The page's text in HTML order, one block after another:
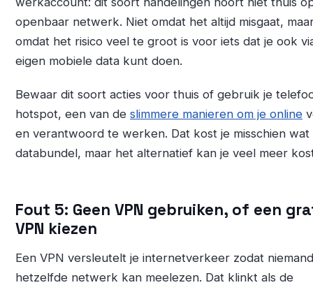
openbaar netwerk. Niet omdat het altijd misgaat,
omdat het risico veel te groot is voor iets dat je ook
eigen mobiele data kunt doen.
Bewaar dit soort acties voor thuis of gebruik je
hotspot, een van de slimmere manieren om je online
en verantwoord te werken. Dat kost je misschien wat
databundel, maar het alternatief kan je veel meer
Fout 5: Geen VPN gebruiken, of een
VPN kiezen
Een VPN versleutelt je internetverkeer zodat
hetzelfde netwerk kan meelezen. Dat klinkt als de